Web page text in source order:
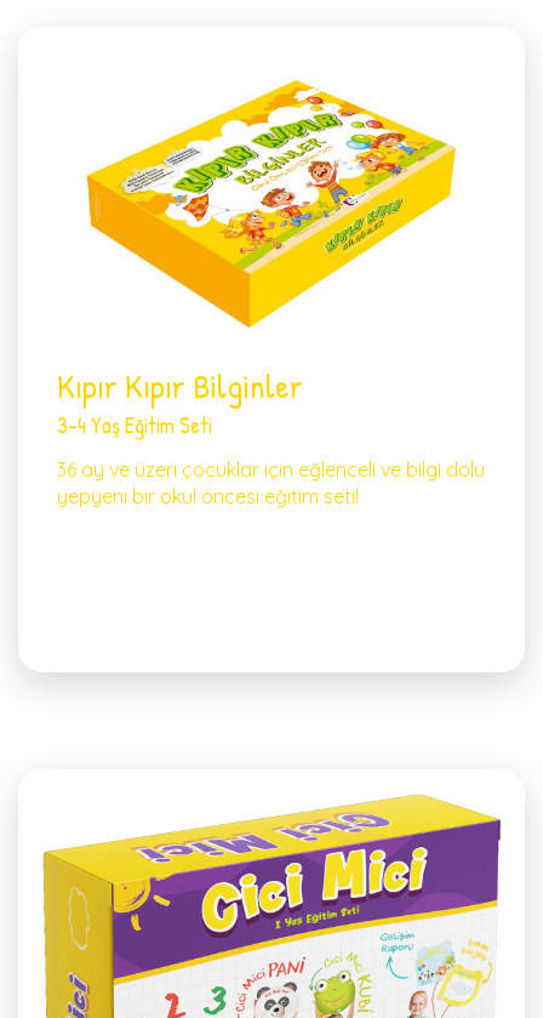
Kıpır Kıpır Bilginler
3-4 Yaş Eğitim Seti
36 ay ve üzeri çocuklar için eğlenceli ve bilgi dolu
yepyeni bir okul öncesi eğitim seti!